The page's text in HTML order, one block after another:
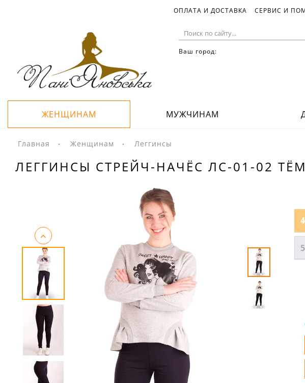
ОПЛАТА И ДОСТАВКА СЕРВИС И
Ваш город:
ЖЕНЩИНАМ МУЖЧИНАМ
Главная Женщинам Леггинсы
ЛЕГГИНСЫ СТРЕЙЧ-НАЧЁС ЛС-01-02